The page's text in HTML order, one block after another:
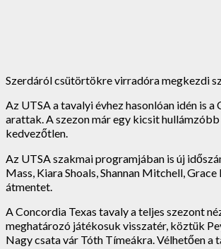
Szerdáról csütörtökre virradóra megkezdi
Az UTSA a tavalyi évhez hasonlóan idén is
arattak. A szezon már egy kicsit
kedvezőtlen.
Az UTSA szakmai programjában is új
Mass, Kiara Shoals, Shannan Mitchell,
átmentet.
A Concordia Texas tavaly a teljes szezont
meghatározó játékosuk visszatér, köztük
Nagy csata vár Tóth Tímeákra. Vélhetően